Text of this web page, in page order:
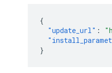
{
"update_url" :
}